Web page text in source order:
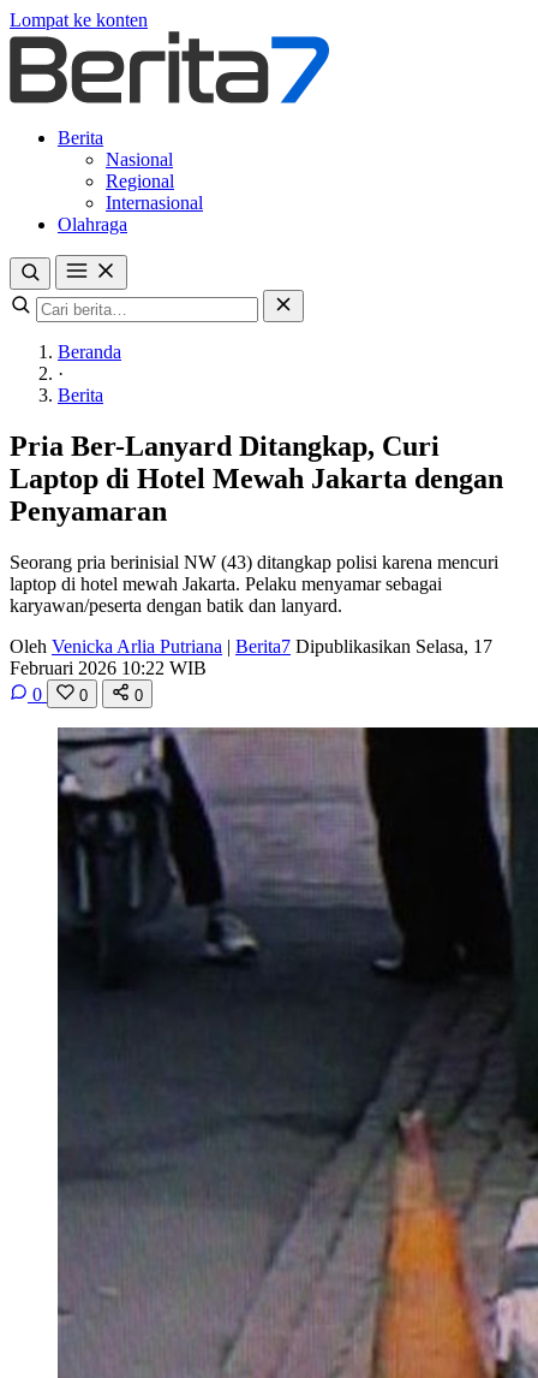
Lompat ke konten
Berita
Nasional
Regional
Internasional
Olahraga
Beranda
·
Berita
Pria Ber-Lanyard Ditangkap, Curi
Laptop di Hotel Mewah Jakarta dengan
Penyamaran
Seorang pria berinisial NW (43) ditangkap polisi karena mencuri
laptop di hotel mewah Jakarta. Pelaku menyamar sebagai
karyawan/peserta dengan batik dan lanyard.
Oleh Venicka Arlia Putriana | Berita7 Dipublikasikan Selasa, 17
Februari 2026 10:22 WIB
0
0 0